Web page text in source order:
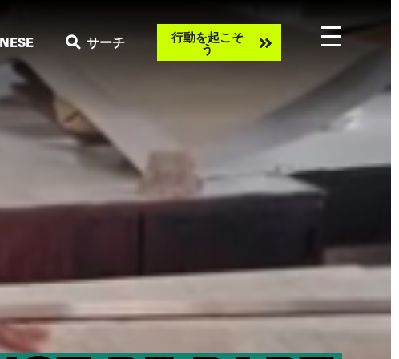
サーチ
Take
action
行動を起こそ
う